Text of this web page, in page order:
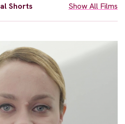
Shorts Show All Films